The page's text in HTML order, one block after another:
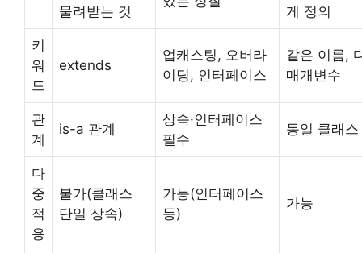
물려받는 것 게 정의
키
워
드
extends
업캐스팅, 오버라
이딩, 인터페이스
같은 이름,
매개변수
관
계
is-a 관계
상속·인터페이스
필수
동일 클래스
다
중
적
용
불가(클래스
단일 상속)
가능(인터페이스
등)
가능